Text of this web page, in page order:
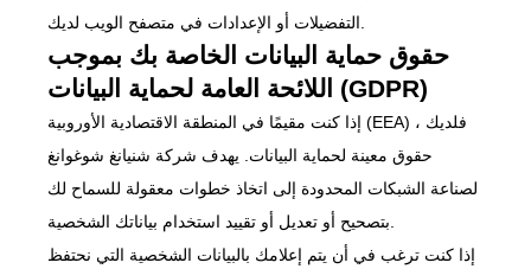
حقوق حماية البيانات الخاصة بك بموجب
اللائحة العامة لحماية البيانات (GDPR)
إذا كنت مقيمًا في المنطقة الاقتصادية الأوروبية (EEA) ، فلديك
حقوق معينة لحماية البيانات. يهدف شركة شنيانغ شوغوانغ
لصناعة الشبكات المحدودة إلى اتخاذ خطوات معقولة للسماح لك
إذا كنت ترغب في أن يتم إعلامك بالبيانات الشخصية التي نحتفظ